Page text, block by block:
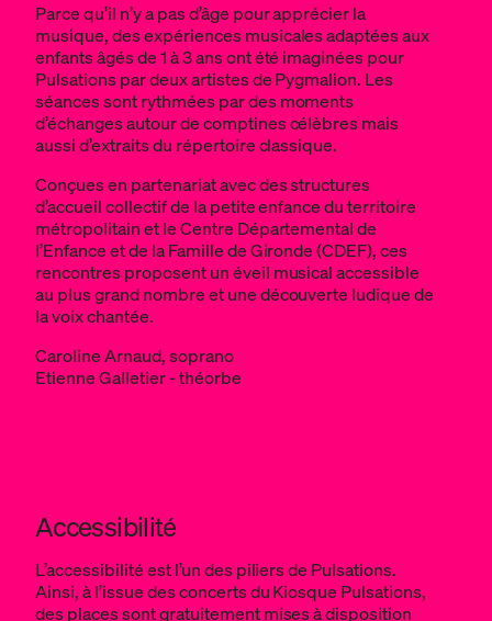
Parce qu’il n’y a pas d’âge pour apprécier la
musique, des expériences musicales adaptées aux
enfants âgés de 1 à 3 ans ont été imaginées pour
Pulsations par deux artistes de Pygmalion. Les
séances sont rythmées par des moments
d’échanges autour de comptines célèbres mais
aussi d’extraits du répertoire classique.
Conçues en partenariat avec des structures
d’accueil collectif de la petite enfance du territoire
métropolitain et le Centre Départemental de
l’Enfance et de la Famille de Gironde (CDEF), ces
rencontres proposent un éveil musical accessible
au plus grand nombre et une découverte ludique de
la voix chantée.
Caroline Arnaud, soprano
Etienne Galletier - théorbe
Accessibilité
L’accessibilité est l’un des piliers de Pulsations.
Ainsi, à l’issue des concerts du Kiosque Pulsations,
des places sont gratuitement mises à disposition